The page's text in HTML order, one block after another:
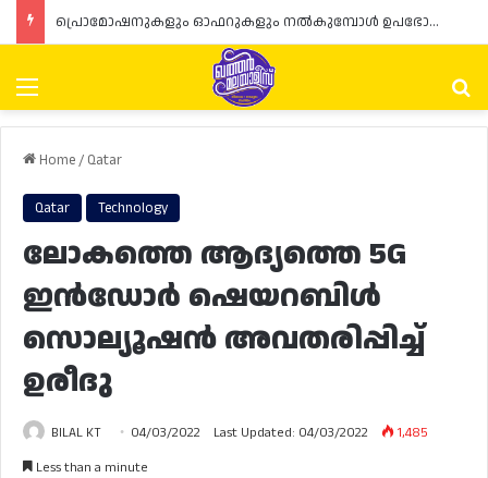
പ്രൊമോഷനുകളും ഓഫറുകളും നൽകുമ്പോൾ ഉപഭോക്താക്കളുടെ അവകാശങ്ങൾ ഉറപ്പാക്കണമെന്ന് ഖത്തർ വാണിജ്യ വ്യവസായ മന്ത്രാലയത്തിന്റെ (MoCI) നിർദ്ദേശം
Menu
Home/ Qatar
Qatar Technology
ലോകത്തെ ആദ്യത്തെ 5G
ഇൻഡോർ ഷെയറബിൾ
സൊല്യൂഷൻ അവതരിപ്പിച്ച്
ഉരീദു
BILAL KT 04/03/2022 Last Updated: 04/03/2022
1,485
Less than a minute